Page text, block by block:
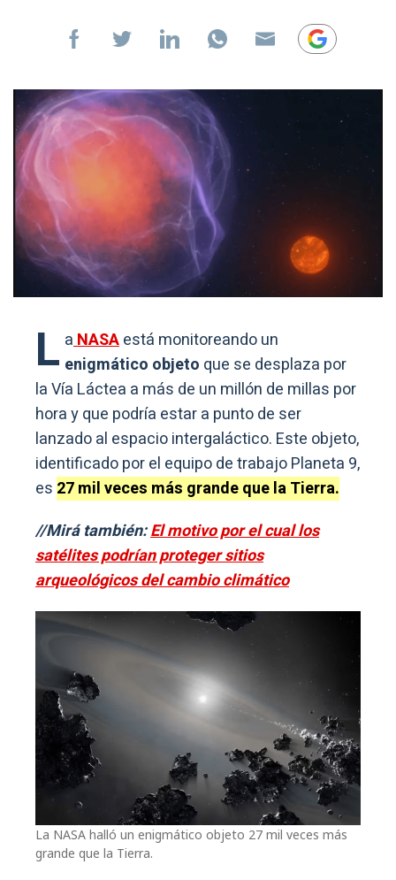
L aNASAestá monitoreando un
enigmático objeto que se desplaza por
la Vía Láctea a más de un millón de millas por
hora y que podría estar a punto de ser
lanzado al espacio intergaláctico. Este objeto,
identificado por el equipo de trabajo Planeta 9,
es 27 mil veces más grande que la Tierra.
//Mirá también:El motivo por el cual los
satélites podrían proteger sitios
arqueológicos del cambio climático
La NASA halló un enigmático objeto 27 mil veces más
grande que la Tierra.